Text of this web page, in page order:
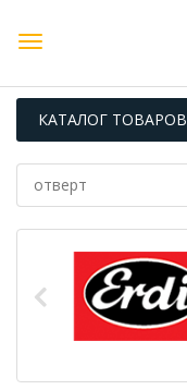
КАТАЛОГ ТОВАРОВ